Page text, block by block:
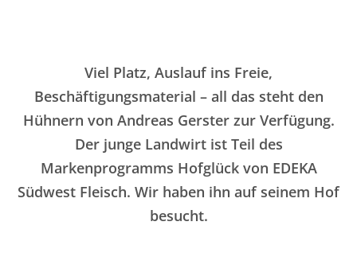
Viel Platz, Auslauf ins Freie,
Beschäftigungsmaterial – all das steht den
Hühnern von Andreas Gerster zur Verfügung.
Der junge Landwirt ist Teil des
Markenprogramms Hofglück von EDEKA
Südwest Fleisch. Wir haben ihn auf seinem Hof
besucht.